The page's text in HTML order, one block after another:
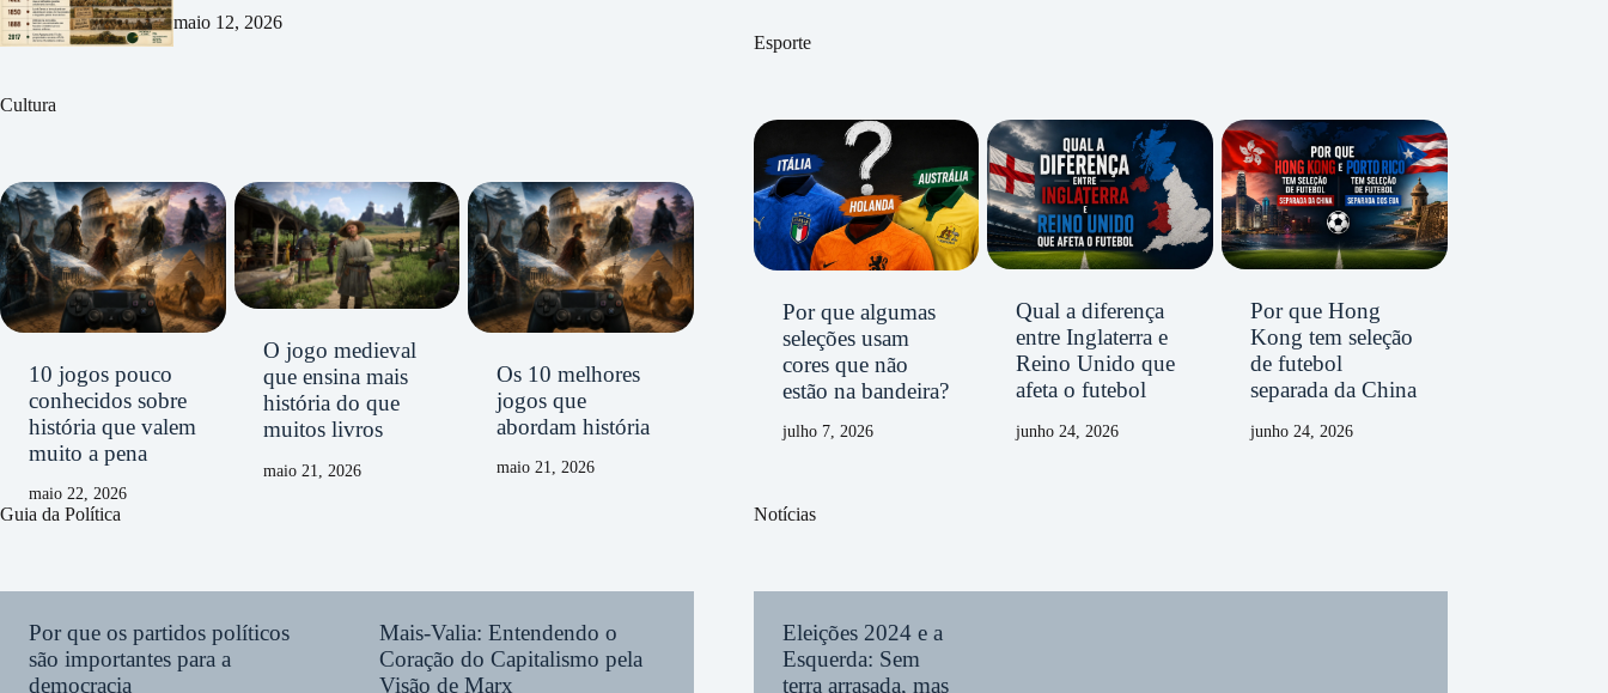
maio 12, 2026
Cultura
10 jogos pouco
conhecidos sobre
história que valem
muito a pena
maio 22, 2026
O jogo medieval
que ensina mais
história do que
muitos livros
maio 21, 2026
Os 10 melhores
jogos que
abordam história
maio 21, 2026
Esporte
Por que algumas
seleções usam
cores que não
estão na bandeira?
julho 7, 2026
Qual a diferença
entre Inglaterra e
Reino Unido que
afeta o futebol
junho 24, 2026
Por que Hong
Kong tem seleção
de futebol
separada da China
junho 24, 2026
Guia da Política
Por que os partidos políticos
são importantes para a
democracia
Mais-Valia: Entendendo o
Coração do Capitalismo pela
Visão de Marx
Notícias
Eleições 2024 e a
Esquerda: Sem
terra arrasada, mas